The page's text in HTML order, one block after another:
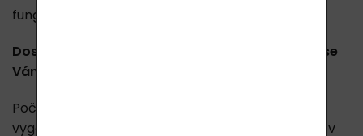
funguje automaticky.
Dosažená vyšší slevová úroveň (vyšší sleva), se
Vám vždy projeví ve Vaší příští objednávce!
Počítají se pouze uhrazené objednávky s
vygenerovanou fakturou (kterou naleznete u Vás v